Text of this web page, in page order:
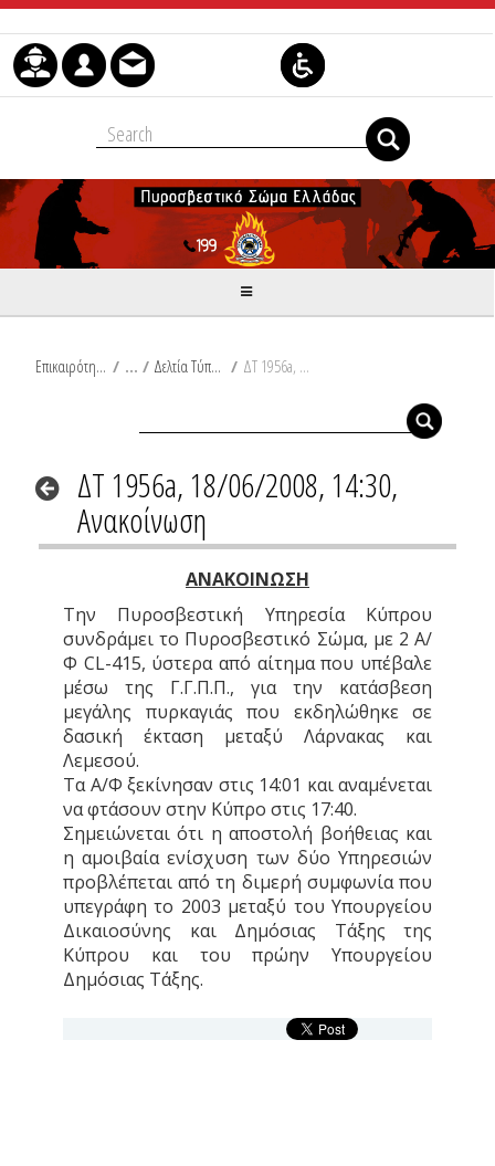
Μετάβαση στο περιεχόμενο
Επικαιρότητα / Δελτία Τύπου / ΔΤ 1956a, 18/06/2008, 14:30, Ανακοίνωση
ΔΤ 1956a, 18/06/2008, 14:30,
Ανακοίνωση
ΑΝΑΚΟΙΝΩΣΗ
Την Πυροσβεστική Υπηρεσία Κύπρου
συνδράμει το Πυροσβεστικό Σώμα, με 2 Α/
Φ CL-415, ύστερα από αίτημα που υπέβαλε
μέσω της Γ.Γ.Π.Π., για την κατάσβεση
μεγάλης πυρκαγιάς που εκδηλώθηκε σε
δασική έκταση μεταξύ Λάρνακας και
Λεμεσού.
Τα Α/Φ ξεκίνησαν στις 14:01 και αναμένεται
να φτάσουν στην Κύπρο στις 17:40.
Σημειώνεται ότι η αποστολή βοήθειας και
η αμοιβαία ενίσχυση των δύο Υπηρεσιών
προβλέπεται από τη διμερή συμφωνία που
υπεγράφη το 2003 μεταξύ του Υπουργείου
Δικαιοσύνης και Δημόσιας Τάξης της
Κύπρου και του πρώην Υπουργείου
Δημόσιας Τάξης.